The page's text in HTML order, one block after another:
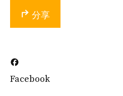
分享
Facebook